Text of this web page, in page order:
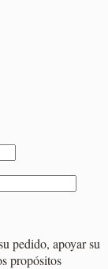
pedido, apoyar su
propósitos